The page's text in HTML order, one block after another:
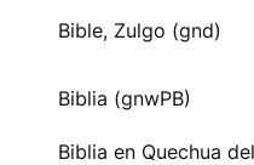
Bible, Zulgo (gnd)
Biblia (gnwPB)
Biblia en Quechua